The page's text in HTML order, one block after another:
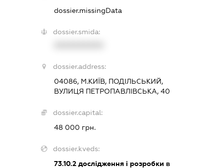
dossier.missingData
dossier.smida:
dossier.address:
04086, М.КИЇВ, ПОДІЛЬСЬКИЙ,
ВУЛИЦЯ ПЕТРОПАВЛІВСЬКА, 40
dossier.capital:
48 000 грн.
dossier.kveds:
73.10.2 дослідження і розробки в